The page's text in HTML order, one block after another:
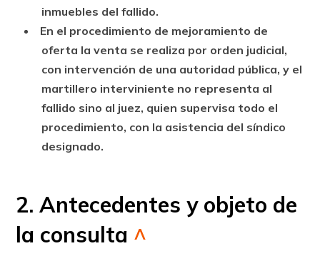
inmuebles del fallido.
En el procedimiento de mejoramiento de
oferta la venta se realiza por orden judicial,
con intervención de una autoridad pública, y el
martillero interviniente no representa al
fallido sino al juez, quien supervisa todo el
procedimiento, con la asistencia del síndico
designado.
2. Antecedentes y objeto de
la consulta ^